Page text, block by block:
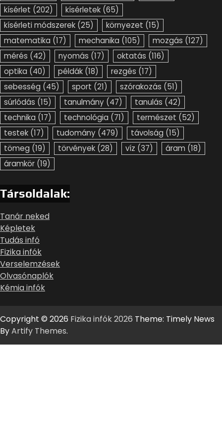
kísérlet (202) kísérletek (65)
kísérleti módszerek (25) környezet (15)
matematika (17) mechanika (105) mozgás (127)
mérés (42) nyomás (17) oktatás (116)
optika (40) példák (18) rezgés (17)
sebesség (45) sport (21) szórakozás (51)
súrlódás (15) tanulmány (47) tanulás (42)
technika (17) technológia (71) természet (52)
testek (17) tudomány (479) távolság (15)
tömeg (19) törvények (28) víz (37) áram (18)
áramkör (19)
Társoldalak:
Tanár neked
Képletek
Tudás infó
Fizika infók
Verselemzések
Olvasónaplók
Kémia infók
Copyright © 2026 Fizika infók 2026 Theme: Timely News
ByArtify Themes.